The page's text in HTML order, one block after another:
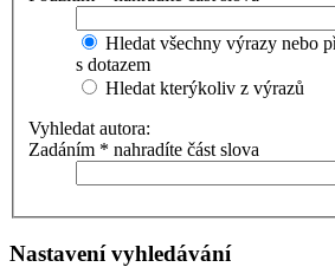
Hledat všechny výrazy nebo
s dotazem
Hledat kterýkoliv z výrazů
Vyhledat autora:
Zadáním * nahradíte část slova
Nastavení vyhledávání